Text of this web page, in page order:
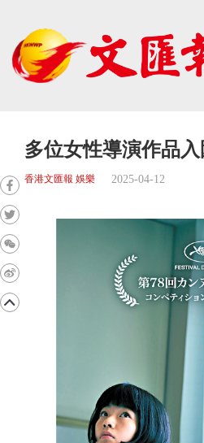
多位女性導演作品
香港文匯報 娛樂 2025-04-12